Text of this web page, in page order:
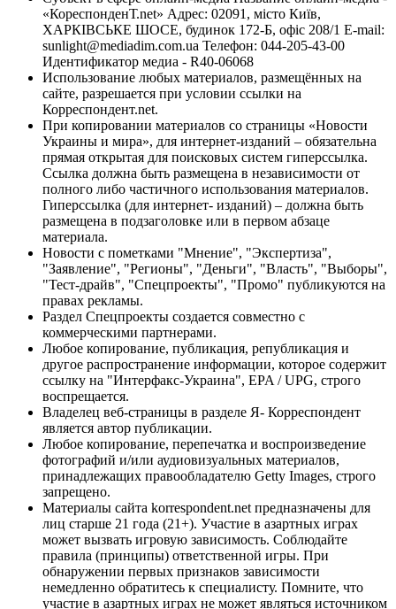
«КореспонденТ.net» Адрес: 02091, місто Київ,
ХАРКІВСЬКЕ ШОСЕ, будинок 172-Б, офіс 208/1 E-mail:
sunlight@mediadim.com.ua Телефон: 044-205-43-00
Идентификатор медиа - R40-06068
Использование любых материалов, размещённых на
сайте, разрешается при условии ссылки на
Корреспондент.net.
При копировании материалов со страницы «Новости
Украины и мира», для интернет-изданий – обязательна
прямая открытая для поисковых систем гиперссылка.
Ссылка должна быть размещена в независимости от
полного либо частичного использования материалов.
Гиперссылка (для интернет- изданий) – должна быть
размещена в подзаголовке или в первом абзаце
материала.
Новости с пометками "Мнение", "Экспертиза",
"Заявление", "Регионы", "Деньги", "Власть", "Выборы",
"Тест-драйв", "Спецпроекты", "Промо" публикуются на
правах рекламы.
Раздел Спецпроекты создается совместно с
коммерческими партнерами.
Любое копирование, публикация, републикация и
другое распространение информации, которое содержит
ссылку на "Интерфакс-Украина", EPA / UPG, строго
воспрещается.
Владелец веб-страницы в разделе Я- Корреспондент
является автор публикации.
Любое копирование, перепечатка и воспроизведение
фотографий и/или аудиовизуальных материалов,
принадлежащих правообладателю Getty Images, строго
запрещено.
Материалы сайта korrespondent.net предназначены для
лиц старше 21 года (21+). Участие в азартных играх
может вызвать игровую зависимость. Соблюдайте
правила (принципы) ответственной игры. При
обнаружении первых признаков зависимости
немедленно обратитесь к специалисту. Помните, что
участие в азартных играх не может являться источником